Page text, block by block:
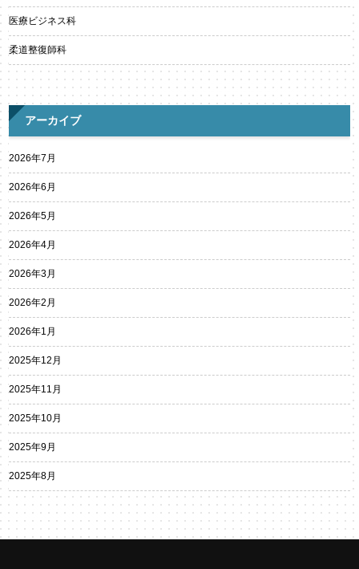
医療ビジネス科
柔道整復師科
アーカイブ
2026年7月
2026年6月
2026年5月
2026年4月
2026年3月
2026年2月
2026年1月
2025年12月
2025年11月
2025年10月
2025年9月
2025年8月